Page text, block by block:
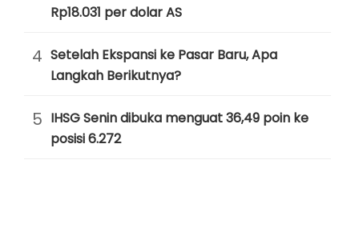
Rp18.031 per dolar AS
4 Setelah Ekspansi ke Pasar Baru, Apa
Langkah Berikutnya?
5 IHSG Senin dibuka menguat 36,49 poin ke
posisi 6.272